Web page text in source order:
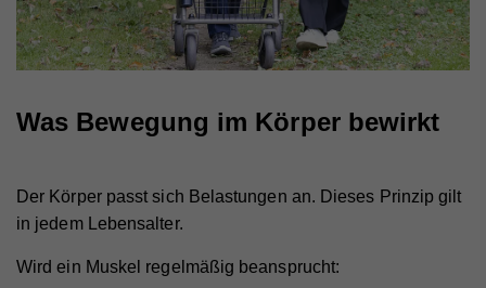
Was Bewegung im Körper bewirkt
Der Körper passt sich Belastungen an. Dieses Prinzip gilt
in jedem Lebensalter.
Wird ein Muskel regelmäßig beansprucht: